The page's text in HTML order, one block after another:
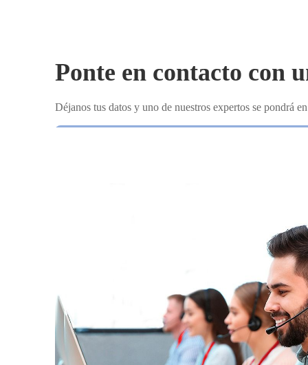
Ponte en contacto con
Déjanos tus datos y uno de nuestros expertos se pondrá